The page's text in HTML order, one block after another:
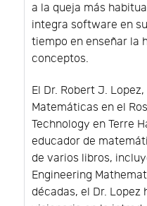
a la queja más
integra software en
tiempo en enseñar la
conceptos.
El Dr. Robert J.
Matemáticas en el
Technology en Terre
educador de
de varios libros,
Engineering
décadas, el Dr. Lopez